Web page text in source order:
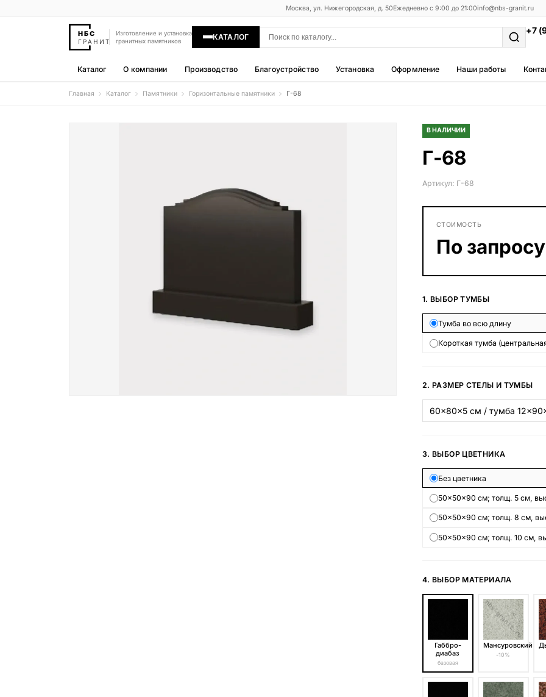
Москва, ул. Нижегородская, д. 50Ежедневно с 9:00 до 21:00info@nbs-granit.ru
Изготовление и установка
гранитных памятников
КАТАЛОГ
+7
Каталог О компании Производство Благоустройство Установка Оформление Наши работы
Благоустройство
Металлические ограды
ВЕСЬ КАТАЛОГ
Главная Каталог Памятники Горизонтальные памятники Г-68
В НАЛИЧИИ
Г-68
Артикул: Г-68
СТОИМОСТЬ
По запросу
1. ВЫБОР ТУМБЫ
Тумба во всю длину
Короткая тумба
2. РАЗМЕР СТЕЛЫ И ТУМБЫ
3. ВЫБОР ЦВЕТНИКА
Без цветника
50×50×90 см; толщ. 5 см,
50×50×90 см; толщ. 8 см,
50×50×90 см; толщ. 10 см,
4. ВЫБОР МАТЕРИАЛА
Габбро-
диабаз
базовая
Мансуровский
-10%